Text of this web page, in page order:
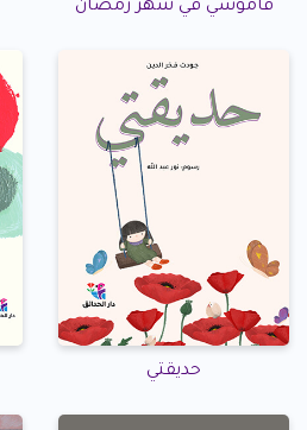
قاموسي في شهر رمضان
حديقتي